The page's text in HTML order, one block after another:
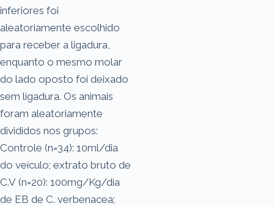
inferiores foi
aleatoriamente escolhido
para receber a ligadura,
enquanto o mesmo molar
do lado oposto foi deixado
sem ligadura. Os animais
foram aleatoriamente
divididos nos grupos:
Controle (n=34): 10ml/dia
do veículo; extrato bruto de
C.V (n=20): 100mg/Kg/dia
de EB de C. verbenacea;